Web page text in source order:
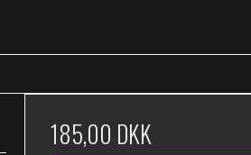
185,00 DKK